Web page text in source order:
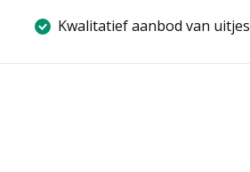
Kwalitatief aanbod van uitjes